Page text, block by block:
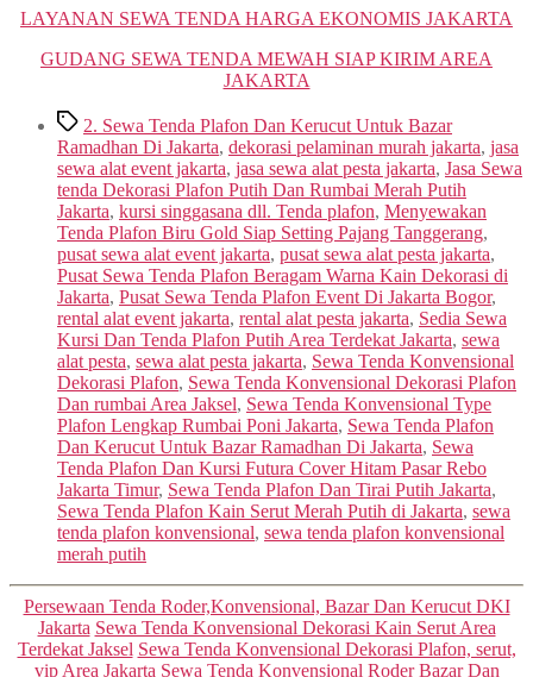
LAYANAN SEWA TENDA HARGA EKONOMIS JAKARTA
GUDANG SEWA TENDA MEWAH SIAP KIRIM AREA
JAKARTA
Tags2. Sewa Tenda Plafon Dan Kerucut Untuk Bazar
Ramadhan Di Jakarta, dekorasi pelaminan murah jakarta, jasa
sewa alat event jakarta, jasa sewa alat pesta jakarta, Jasa Sewa
tenda Dekorasi Plafon Putih Dan Rumbai Merah Putih
Jakarta, kursi singgasana dll. Tenda plafon, Menyewakan
Tenda Plafon Biru Gold Siap Setting Pajang Tanggerang,
pusat sewa alat event jakarta, pusat sewa alat pesta jakarta,
Pusat Sewa Tenda Plafon Beragam Warna Kain Dekorasi di
Jakarta, Pusat Sewa Tenda Plafon Event Di Jakarta Bogor,
rental alat event jakarta, rental alat pesta jakarta, Sedia Sewa
Kursi Dan Tenda Plafon Putih Area Terdekat Jakarta, sewa
alat pesta, sewa alat pesta jakarta, Sewa Tenda Konvensional
Dekorasi Plafon, Sewa Tenda Konvensional Dekorasi Plafon
Dan rumbai Area Jaksel, Sewa Tenda Konvensional Type
Plafon Lengkap Rumbai Poni Jakarta, Sewa Tenda Plafon
Dan Kerucut Untuk Bazar Ramadhan Di Jakarta, Sewa
Tenda Plafon Dan Kursi Futura Cover Hitam Pasar Rebo
Jakarta Timur, Sewa Tenda Plafon Dan Tirai Putih Jakarta,
Sewa Tenda Plafon Kain Serut Merah Putih di Jakarta, sewa
tenda plafon konvensional, sewa tenda plafon konvensional
merah putih
Categories
Persewaan Tenda Roder,Konvensional, Bazar Dan Kerucut DKI
Jakarta Sewa Tenda Konvensional Dekorasi Kain Serut Area
Terdekat Jaksel Sewa Tenda Konvensional Dekorasi Plafon, serut,
vip Area Jakarta Sewa Tenda Konvensional Roder Bazar Dan